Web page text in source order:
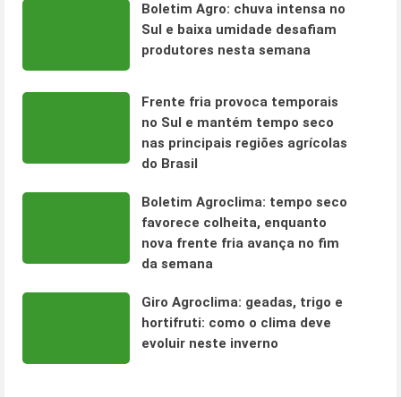
Boletim Agro: chuva intensa no
Sul e baixa umidade desafiam
produtores nesta semana
Frente fria provoca temporais
no Sul e mantém tempo seco
nas principais regiões agrícolas
do Brasil
Boletim Agroclima: tempo seco
favorece colheita, enquanto
nova frente fria avança no fim
da semana
Giro Agroclima: geadas, trigo e
hortifruti: como o clima deve
evoluir neste inverno